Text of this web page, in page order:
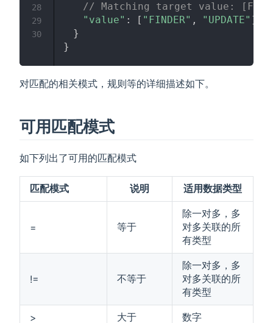
// Matching target value:
"value" : [ "FINDER" , "UPDATE" ]
}
}
28
29
30
对匹配的相关模式，规则等的详细描述如下。
可用匹配模式
如下列出了可用的匹配模式
匹配模式 说明 适用数据类型
= 等于
除一对多，多
对多关联的所
有类型
!= 不等于
除一对多，多
对多关联的所
有类型
> 大于 数字